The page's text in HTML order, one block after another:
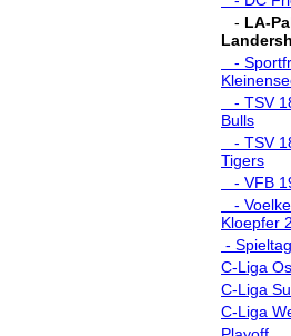
- LA-
-
- TSV
Bulls
- TSV
Tigers
- VFB
-
Kloepfer 2
-
C-Liga
C-Liga
C-Liga